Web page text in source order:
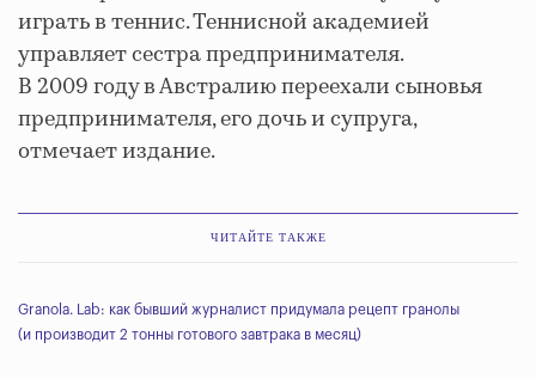
играть в теннис. Теннисной академией
управляет сестра предпринимателя.
В 2009 году в Австралию переехали сыновья
предпринимателя, его дочь и супруга,
отмечает издание.
ЧИТАЙТЕ ТАКЖЕ
Granola. Lab: как бывший журналист придумала рецепт гранолы
(и производит 2 тонны готового завтрака в месяц)